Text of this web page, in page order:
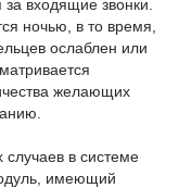
входящие звонки.
ночью, в то время,
ослаблен или
желающих
в системе
имеющий